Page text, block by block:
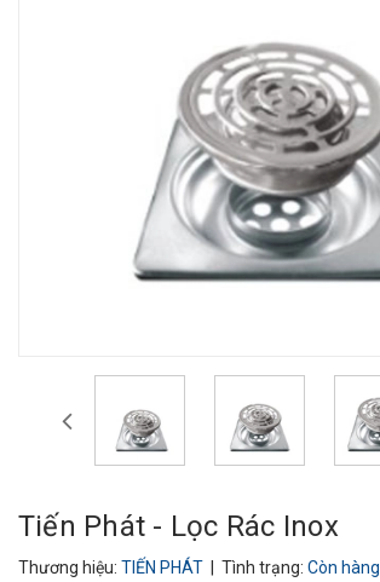
Tiến Phát - Lọc Rác Inox
Thương hiệu: TIẾN PHÁT | Tình trạng: Còn hàng